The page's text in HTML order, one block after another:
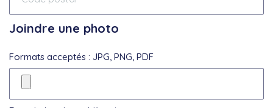
Joindre une photo
Formats acceptés : JPG, PNG, PDF